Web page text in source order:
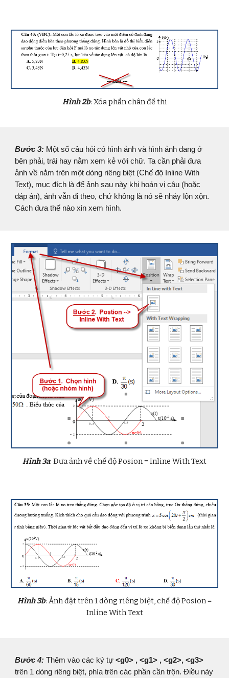
Hình 2b: Xóa phần chân đề thi
Bước3: Một số câu hỏi có hình ảnh và hình ảnh đang ở
bên phải, trái hay nằm xem kẻ với chữ. Ta cần phải đưa
ảnh về nằm trên một dòng riêng biệt (Chế độ Inline With
Text), mục đích là để ảnh sau này khi hoán vị câu (hoặc
đáp án), ảnh vẫn đi theo, chứ không là nó sẽ nhảy lộn xộn.
Cách đưa thế nào xin xem hình.
Hình 3a: Đưa ảnh về chế độ Posion = Inline With Text
Hình 3b: Ảnh đặt trên 1 dòng riêng biệt,chế độ Posion =
Inline With Text
Bước4: Thêm vào các ký tự<g0> , <g1> , <g2>, <g3>
trên 1 dòng riêng biệt, phía trên các phần cần trộn. Điều này